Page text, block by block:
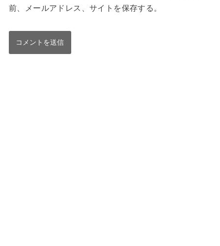
前、メールアドレス、サイトを保存する。